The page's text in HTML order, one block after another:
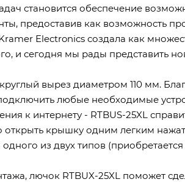
становится обеспечение
предоставив как возможность
Electronics создала как
и сегодня мы рады представить
вырез диаметром 110 мм.
любые необходимые
к интернету - RTBUS-25XL
крышку одним легким
из двух типов
лючок RTBUX-25XL поможет